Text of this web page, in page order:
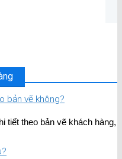
bản vẽ không?
tiết theo bản vẽ khách hàng,